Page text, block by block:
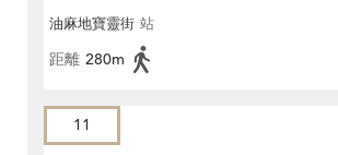
油麻地寶靈街 站
距離 280m
11